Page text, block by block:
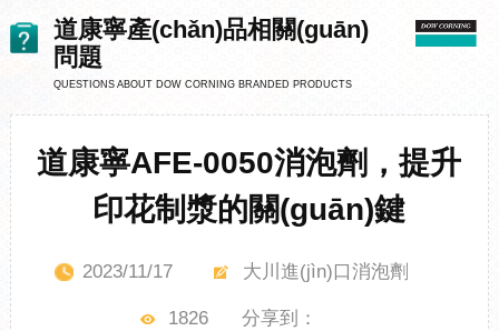
道康寧產(chǎn)品相關(guān)
問題
QUESTIONS ABOUT DOW CORNING BRANDED PRODUCTS
道康寧AFE-0050消泡劑，提升
印花制漿的關(guān)鍵
2023/11/17 大川進(jìn)口消泡劑
1826 分享到：